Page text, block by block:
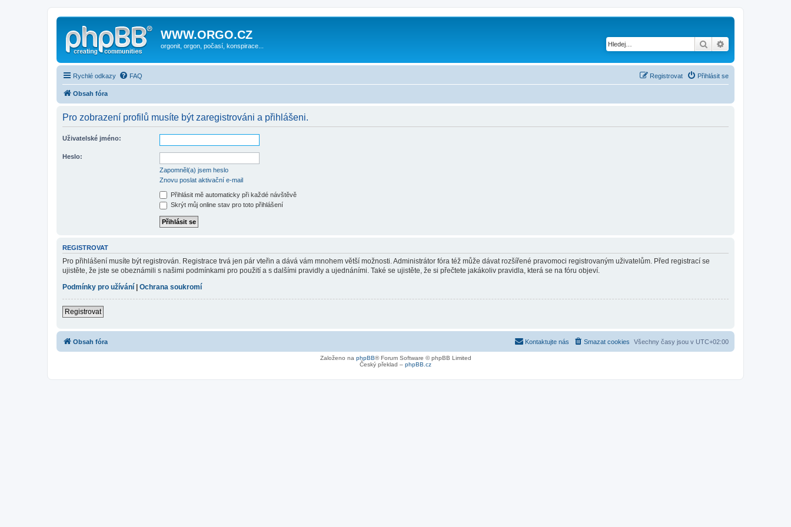
WWW.ORGO.CZ
orgonit, orgon, počasí, konspirace... Hledat
Rychlé odkazy FAQ Přihlásit se
Registrovat
Obsah fóra
Pro zobrazení profilů musíte být zaregistrováni a přihlášeni.
Uživatelské jméno:
Heslo:
Zapomněl(a) jsem heslo
Znovu poslat aktivační e-mail
Přihlásit mě automaticky při každé návštěvě
Skrýt můj online stav pro toto přihlášení
REGISTROVAT
Pro přihlášení musíte být registrován. Registrace trvá jen pár vteřin a dává vám mnohem větší možnosti. Administrátor fóra též může dávat rozšířené pravomoci registrovaným uživatelům. Před registrací se
ujistěte, že jste se obeznámili s našimi podmínkami pro použití a s dalšími pravidly a ujednáními. Také se ujistěte, že si přečtete jakákoliv pravidla, která se na fóru objeví.
Podmínky pro užívání
Ochrana soukromí
Registrovat
Obsah fóra Všechny časy jsou v UTC+02:00
Smazat cookies
Kontaktujte nás
Založeno na phpBB® Forum Software © phpBB Limited
Český překlad – phpBB.cz